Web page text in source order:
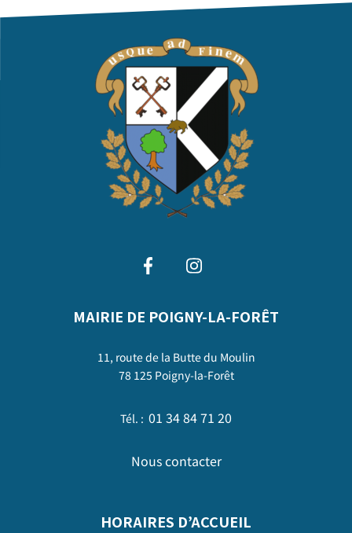
MAIRIE DE POIGNY-LA-FORÊT
11, route de la Butte du Moulin
78 125 Poigny-la-Forêt
Tél. : 01 34 84 71 20
Nous contacter
HORAIRES D’ACCUEIL